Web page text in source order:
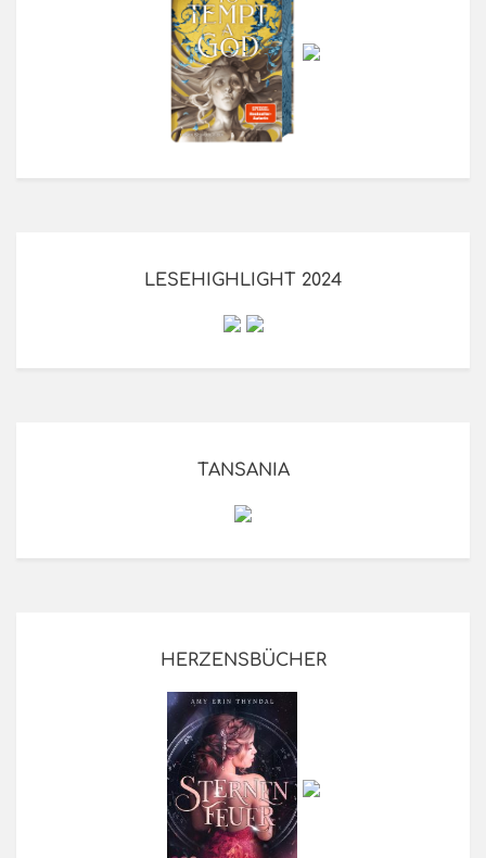
LESEHIGHLIGHT 2024
TANSANIA
HERZENSBÜCHER